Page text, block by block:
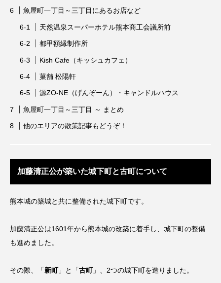
魚屋町一丁目～三丁目にあるお店など
天然温泉スーパーホテル熊本商工会議所前
都甲額縁制作所
Kish Cafe（キッシュカフェ）
菓舗 松陽軒
源ZO-NE（げんぞーん）・キャンドルハウス
魚屋町一丁目～三丁目 ～ まとめ
他のエリアの散策記事もどうぞ！
加藤清正公が築いた城下町と古町について
熊本城の築城と共に整備された城下町です。
加藤清正公は1601年から熊本城の改築に着手し、城下町の整備
も進めました。
その際、「新町」と「古町」、2つの城下町を造りました。